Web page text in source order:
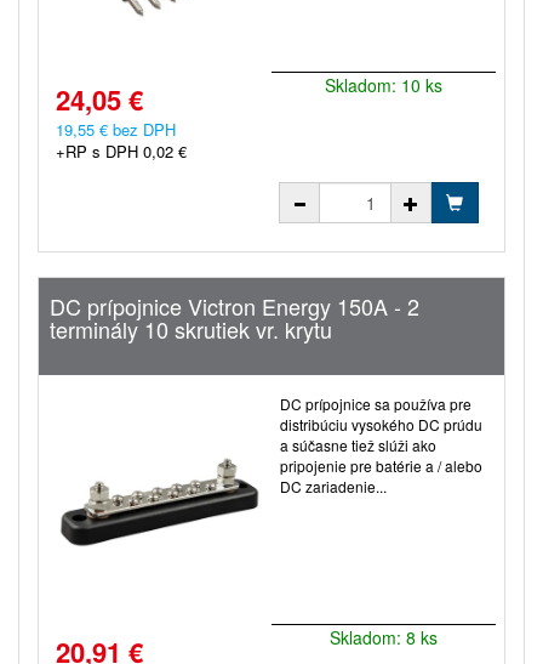
24,05 €
19,55 € bez DPH
+RP s DPH 0,02 €
Skladom: 10 ks
DC prípojnice Victron Energy 150A - 2
terminály 10 skrutiek vr. krytu
DC prípojnice sa používa pre
distribúciu vysokého DC prúdu
a súčasne tiež slúži ako
pripojenie pre batérie a / alebo
DC zariadenie...
20,91 € Skladom: 8 ks